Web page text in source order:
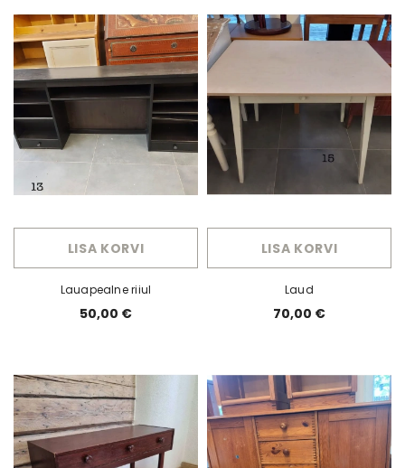
LISA KORVI
Lauapealne riiul
50,00 €
LISA KORVI
Laud
70,00 €